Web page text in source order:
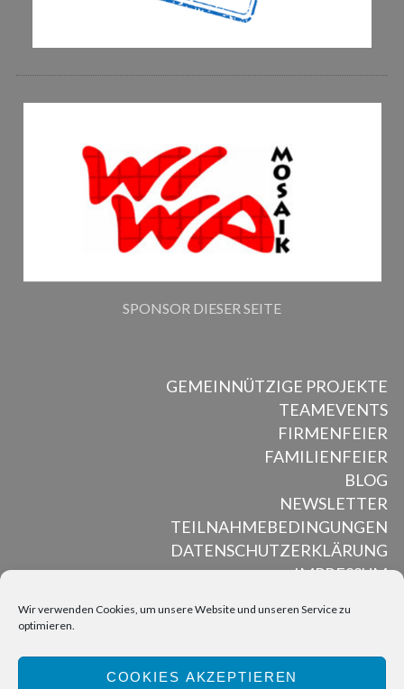
Wir verwenden Cookies, um unsere Website und unseren Service zu
optimieren.
COOKIES AKZEPTIEREN
SPONSOR DIESER SEITE
GEMEINNÜTZIGE PROJEKTE
TEAMEVENTS
FIRMENFEIER
FAMILIENFEIER
BLOG
NEWSLETTER
TEILNAHMEBEDINGUNGEN
DATENSCHUTZERKLÄRUNG
IMPRESSUM